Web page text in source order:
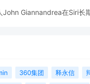
John Giannandrea在Siri长
360集团 释永信